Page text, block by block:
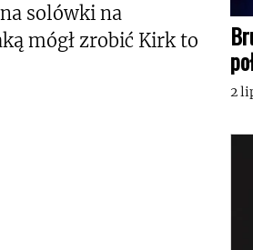
solówki na
mógł zrobić Kirk to
2